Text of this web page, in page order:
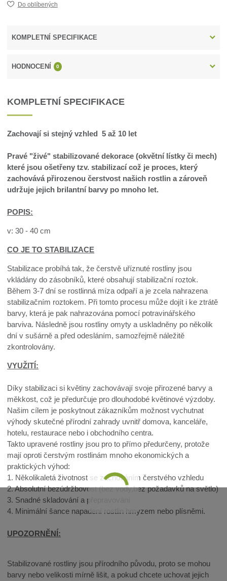
Do oblíbených
KOMPLETNÍ SPECIFIKACE
HODNOCENÍ 0
KOMPLETNÍ SPECIFIKACE
Zachovají si stejný vzhled 5 až 10 let
Pravé "živé" stabilizované dekorace (okvětní lístky či mech)
které jsou ošetřeny tzv. stabilizací což je proces, který
zachovává přirozenou čerstvost našich rostlin a zároveň
udržuje jejich brilantní barvy po mnoho let.
POPIS:
v: 30 - 40 cm
CO JE TO STABILIZACE
Stabilizace probíhá tak, že čerstvě uříznuté rostliny jsou
vkládány do zásobníků, které obsahují stabilizační roztok.
Během 3-7 dní se rostlinná míza odpaří a je zcela nahrazena
stabilizačním roztokem. Při tomto procesu může dojít i ke ztrátě
barvy, která je pak nahrazována pomocí potravinářského
barviva. Následně jsou rostliny omyty a uskladněny po několik
dní v sušárně a před odesláním, samozřejmě náležitě
zkontrolovány.
VYUŽITÍ:
Díky stabilizaci si květiny zachovávají svoje přirozené barvy a
měkkost, což je předurčuje pro dlouhodobé květinové výzdoby.
Našim cílem je poskytnout zákazníkům možnost vychutnat
výhody skutečné přírodní zahrady uvnitř domova, kanceláře,
hotelu, restaurace nebo i obchodního centra.
Takto upravené rostliny jsou pro to přímo předurčeny, protože
mají oproti čerstvým rostlinám mnoho ekonomických a
praktických výhod:
1. Několikaletá životnost se zachováním čerstvého vzhledu
2. Absolutní bezúdržbovost (bez vody,bez požadavků na světlo)
3. Snadné skladování a přepravování
4. Minimální šance napadení rostlin hmyzem nebo plísněmi.
UPOZORNĚNÍ:
Stabilizované rostliny jsou přírodního původu, proto se mohou
barvy nebo velikosti mírně lišit, a pokud chcete uchovat jejich